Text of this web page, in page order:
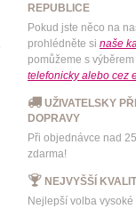
REPUBLICE
Pokud jste něco na
prohlédněte si naše
pomůžeme s
telefonicky alebo cez
UŽIVATELSKY
DOPRAVY
Při objednávce nad
zdarma!
NEJVYŠŠÍ
Nejlepší volba